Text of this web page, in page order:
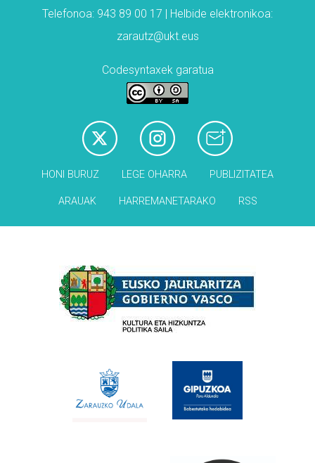
Telefonoa: 943 89 00 17 | Helbide elektronikoa:
zarautz@ukt.eus
Codesyntaxek garatua
HONI BURUZ LEGE OHARRA PUBLIZITATEA
ARAUAK HARREMANETARAKO RSS